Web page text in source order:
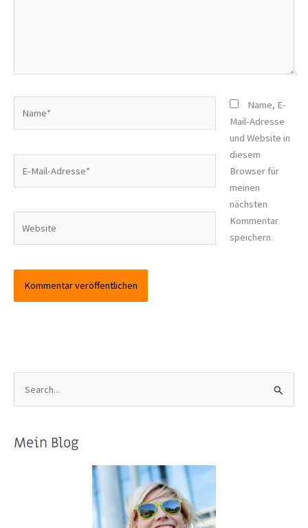
Mail-
Name, E-
Mail-Adresse
und Website in
diesem
Browser für
meinen
nächsten
Kommentar
speichern.
h
Mein Blog